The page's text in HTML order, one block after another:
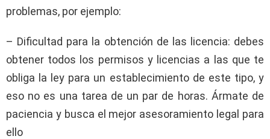
problemas, por ejemplo:
– Dificultad para la obtención de las licencia: debes
obtener todos los permisos y licencias a las que te
obliga la ley para un establecimiento de este tipo, y
eso no es una tarea de un par de horas. Ármate de
paciencia y busca el mejor asesoramiento legal para
ello